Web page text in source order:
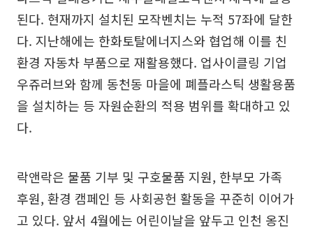
된다. 현재까지 설치된 모작벤치는 누적 57좌에 달한
다. 지난해에는 한화토탈에너지스와 협업해 이를 친
환경 자동차 부품으로 재활용했다. 업사이클링 기업
우쥬러브와 함께 동천동 마을에 폐플라스틱 생활용품
을 설치하는 등 자원순환의 적용 범위를 확대하고 있
다.
락앤락은 물품 기부 및 구호물품 지원, 한부모 가족
후원, 환경 캠페인 등 사회공헌 활동을 꾸준히 이어가
고 있다. 앞서 4월에는 어린이날을 앞두고 인천 옹진